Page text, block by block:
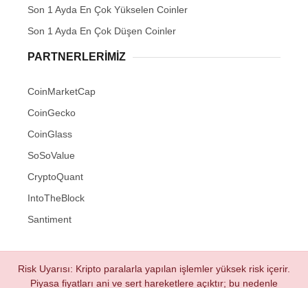
Son 1 Ayda En Çok Yükselen Coinler
Son 1 Ayda En Çok Düşen Coinler
PARTNERLERIMIZ
CoinMarketCap
CoinGecko
CoinGlass
SoSoValue
CryptoQuant
IntoTheBlock
Santiment
Risk Uyarısı: Kripto paralarla yapılan işlemler yüksek risk içerir.
Piyasa fiyatları ani ve sert hareketlere açıktır; bu nedenle